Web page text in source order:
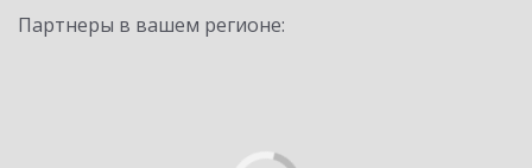
Партнеры в вашем регионе: